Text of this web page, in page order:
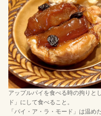
アップルパイを食べる時の拘りと
ド」にして食べること。
「パイ・ア・ラ・モード」は温